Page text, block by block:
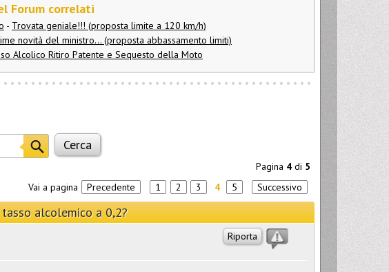
Forum correlati
- Trovata geniale!!! (proposta limite a 120 km/h)
novità del ministro... (proposta abbassamento limiti)
Alcolico Ritiro Patente e Sequesto della Moto
Pagina 4 di 5
Vai a pagina
Precedente 1 2 3 4 5 Successivo
alcolemico a 0,2?
Riporta